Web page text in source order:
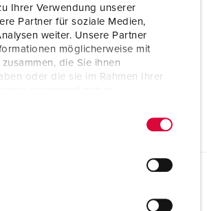
Ihrer Verwendung unserer
Partner für soziale Medien,
weiter. Unsere Partner
möglicherweise mit
die Sie ihnen
oder die sie im Rahmen Ihrer
Xtra R mit ErgoCONTACT® 13659